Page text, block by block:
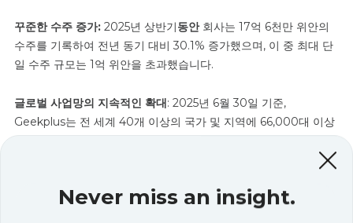
꾸준한 수주 증가: 2025년 상반기동안 회사는 17억 6천만 위안의
수주를 기록하여 전년 동기 대비 30.1% 증가했으며, 이 중 최대 단
일 수주 규모는 1억 위안을 초과했습니다.
글로벌 사업망의 지속적인 확대 : 2025년 6월 30일 기준,
Geekplus는 전 세계 40개 이상의 국가 및 지역에 66,000대 이상
터, 310명 이상의 엔지니어로 구성된 포괄적인 글로벌 사업 및 서
지역에서의 매출 비중은 79.5%를 차지했으며, 중국 본토 외 시장의
Never miss an insight.